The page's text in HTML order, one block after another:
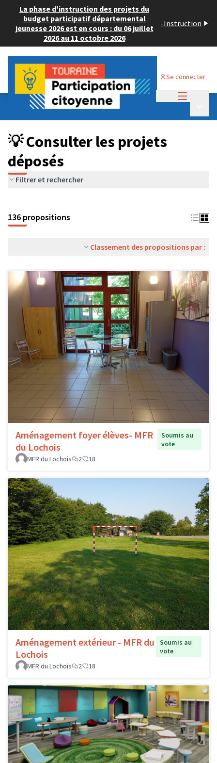
La phase d'instruction des projets du
budget participatif départemental
jeunesse 2026 est en cours : du 06 juillet
2026 au 11 octobre 2026
-Instruction
Se connecter
Budget Participatif JEUNESSE 2024
💡 Consulter les projets déposés
💡 Consulter les projets
déposés
Filtrer et rechercher
136 propositions
Classement des propositions par :
Aménagement foyer élèves- MFR
du Lochois
Soumis au
vote
MFR du Lochois
2 18
Aménagement extérieur - MFR du
Lochois
Soumis au
vote
MFR du Lochois
2 18